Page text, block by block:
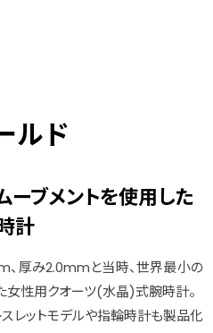
ルド
ブメントを使用した
計
厚み2.0mmと当時、世界最小の
女性用クオーツ(水晶)式腕時計。
レットモデルや指輪時計も製品化